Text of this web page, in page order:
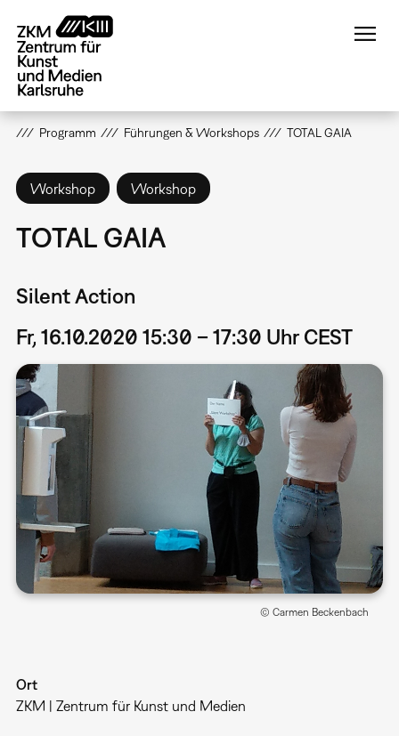
zum
Inhalt
Programm Führungen & Workshops TOTAL GAIA
Workshop Workshop
TOTAL GAIA
Silent Action
Fr, 16.10.2020 15:30 – 17:30 Uhr CEST
© Carmen Beckenbach
Ort
ZKM | Zentrum für Kunst und Medien